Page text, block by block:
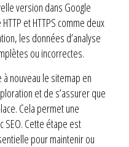
version dans Google
et HTTPS comme deux
les données d’analyse
ou incorrectes.
nouveau le sitemap en
et de s’assurer que
Cela permet une
Cette étape est
pour maintenir ou